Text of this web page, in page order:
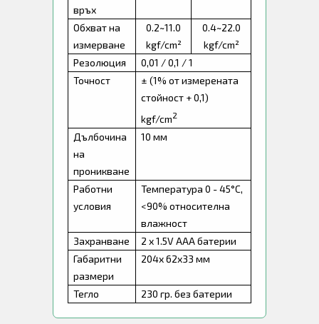
връх
Обхват на
измерване
0.2~11.0
kgf/cm²
0.4~22.0
kgf/cm²
Резолюция
0,01 / 0,1 / 1
Точност
± (1% от измерената
стойност + 0,1)
kgf/cm2
Дълбочина
на
проникване
10 мм
Работни
условия
Температура 0 - 45°C,
<90% относителна
влажност
Захранване
2 x 1.5V AAA батерии
Габаритни
размери
204x 62x33 мм
Тегло 230 гр. без батерии